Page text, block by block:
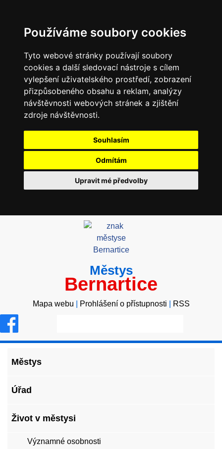
Používáme soubory cookies
Tyto webové stránky používají soubory
cookies a další sledovací nástroje s cílem
vylepšení uživatelského prostředí, zobrazení
přizpůsobeného obsahu a reklam, analýzy
návštěvnosti webových stránek a zjištění
zdroje návštěvnosti.
Souhlasím
Odmítám
Upravit mé předvolby
Městys
Bernartice
Mapa webu Prohlášení o přístupnosti RSS
Městys
Úřad
Život v městysi
Významné osobnosti